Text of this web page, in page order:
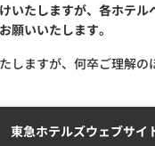
いたしますが、各ホテル
願いいたします。
しますが、何卒ご理解の
東急ホテルズウェブサイ